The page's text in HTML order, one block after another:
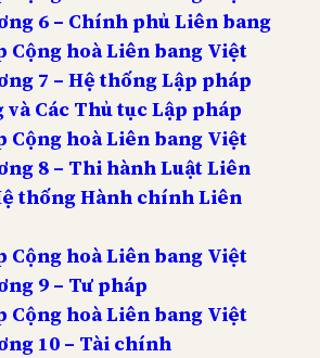
6 – Chính phủ Liên bang
Cộng hoà Liên bang Việt
7 – Hệ thống Lập pháp
Các Thủ tục Lập pháp
Cộng hoà Liên bang Việt
8 – Thi hành Luật Liên
thống Hành chính Liên
Cộng hoà Liên bang Việt
9 – Tư pháp
Cộng hoà Liên bang Việt
10 – Tài chính